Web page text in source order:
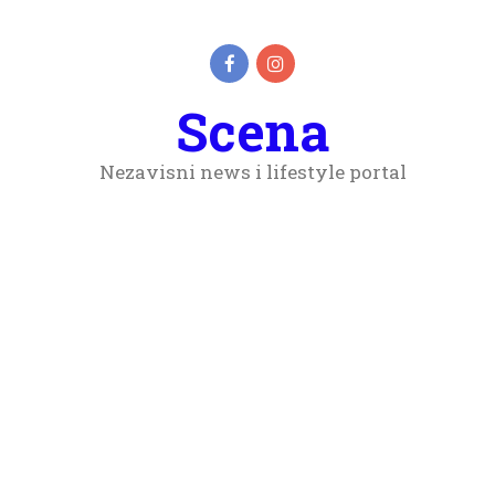
Scena
Nezavisni news i lifestyle portal